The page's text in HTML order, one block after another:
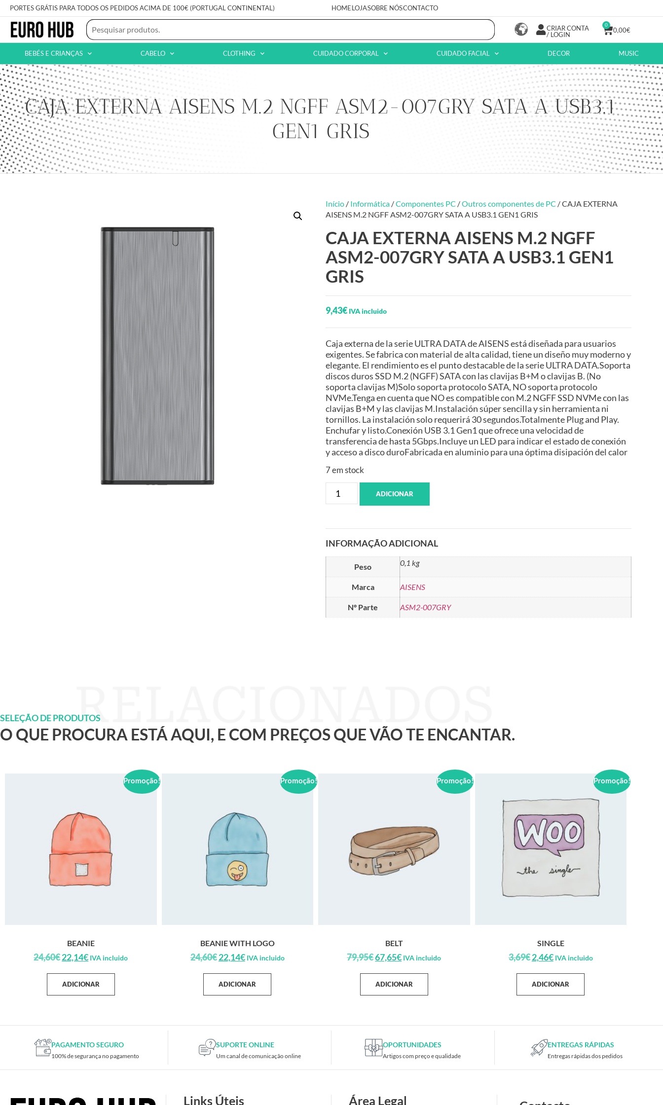
PORTES GRÁTIS PARA TODOS OS PEDIDOS ACIMA DE 100€ (PORTUGAL CONTINENTAL) HOMELOJASOBRE NÓSCONTACTO
CRIAR CONTA
/ LOGIN
0,00€
0
BEBÉS E CRIANÇAS CABELO CLOTHING CUIDADO CORPORAL CUIDADO FACIAL DECOR MUSIC
CAJA EXTERNA AISENS M.2 NGFF ASM2-007GRY SATA A USB3.1
GEN1 GRIS
Início / Informática /Componentes PC /Outros componentes de PC / CAJA EXTERNA
AISENS M.2 NGFF ASM2-007GRY SATA A USB3.1 GEN1 GRIS
CAJA EXTERNA AISENS M.2 NGFF
ASM2-007GRY SATA A USB3.1 GEN1
GRIS
9,43€ IVA incluido
Caja externa de la serie ULTRA DATA de AISENS está diseñada para usuarios
exigentes. Se fabrica con material de alta calidad, tiene un diseño muy moderno y
elegante. El rendimiento es el punto destacable de la serie ULTRA DATA.Soporta
discos duros SSD M.2 (NGFF) SATA con las clavijas B+M o clavijas B. (No
soporta clavijas M)Solo soporta protocolo SATA, NO soporta protocolo
NVMe.Tenga en cuenta que NO es compatible con M.2 NGFF SSD NVMe con las
clavijas B+M y las clavijas M.Instalación súper sencilla y sin herramienta ni
tornillos. La instalación solo requerirá 30 segundos.Totalmente Plug and Play.
Enchufar y listo.Conexión USB 3.1 Gen1 que ofrece una velocidad de
transferencia de hasta 5Gbps.Incluye un LED para indicar el estado de conexión
y acceso a disco duroFabricada en aluminio para una óptima disipación del calor
7 em stock
ADICIONAR
INFORMAÇÃO ADICIONAL
Peso 0,1 kg
Marca AISENS
Nº Parte ASM2-007GRY
SELEÇÃO DE PRODUTOS
O QUE PROCURA ESTÁ AQUI, E COM PREÇOS QUE VÃO TE ENCANTAR.
Promoção!
BEANIE
24,60€22,14€ IVA incluido
ADICIONAR
Promoção!
BEANIE WITH LOGO
24,60€22,14€ IVA incluido
ADICIONAR
Promoção!
BELT
79,95€67,65€ IVA incluido
ADICIONAR
Promoção!
SINGLE
3,69€2,46€ IVA incluido
ADICIONAR
PAGAMENTO SEGURO
100% de segurança no pagamento
SUPORTE ONLINE
Um canal de comunicação online
OPORTUNIDADES
Artigos com preço e qualidade
ENTREGAS RÁPIDAS
Entregas rápidas dos pedidos
Links Úteis Área Legal